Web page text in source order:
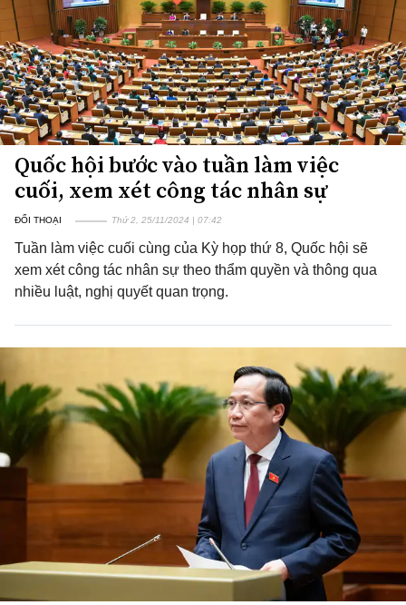
Quốc hội bước vào tuần làm việc
cuối, xem xét công tác nhân sự
ĐỐI THOẠI Thứ 2, 25/11/2024 | 07:42
Tuần làm việc cuối cùng của Kỳ họp thứ 8, Quốc hội sẽ
xem xét công tác nhân sự theo thẩm quyền và thông qua
nhiều luật, nghị quyết quan trọng.